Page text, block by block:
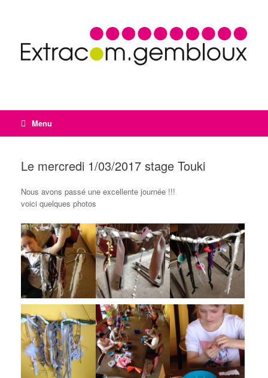
Menu
Le mercredi 1/03/2017 stage Touki
Nous avons passé une excellente journée !!!
voici quelques photos